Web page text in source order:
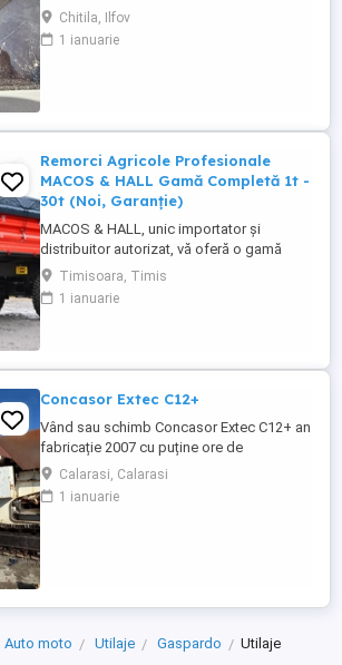
STARE FOARTE BUNA. Se poate vedea si
proba in Chitila , sos de Centura Bucuresti
la UTIROM INVEST SRL
Chitila, Ilfov
1 ianuarie
Remorci Agricole Profesionale
MACOS & HALL Gamă Completă 1t -
30t (Noi, Garanție)
MACOS & HALL, unic importator și
distribuitor autorizat, vă oferă o gamă
variată de remorci agricole și tehnologice,
special concepute pentru a răspunde
nevoilor fermierilor moderni. Toate
durabilitate și performanță maximă în
Timisoara, Timis
1 ianuarie
Concasor Extec C12+
Vând sau schimb Concasor Extec C12+ an
fabricație 2007 cu puține ore de
funcționare.
Calarasi, Calarasi
1 ianuarie
Auto moto Utilaje Gaspardo Utilaje